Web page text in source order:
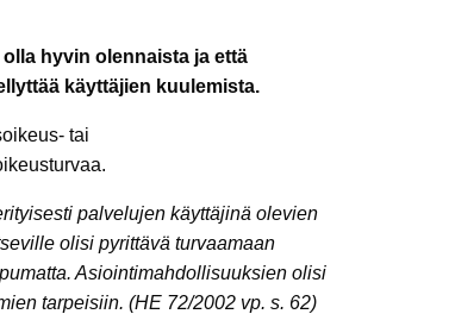
hyvin olennaista ja että
käyttäjien kuulemista.
tai
palvelujen käyttäjinä olevien
olisi pyrittävä turvaamaan
Asiointimahdollisuuksien olisi
tarpeisiin. (HE 72/2002 vp. s. 62)